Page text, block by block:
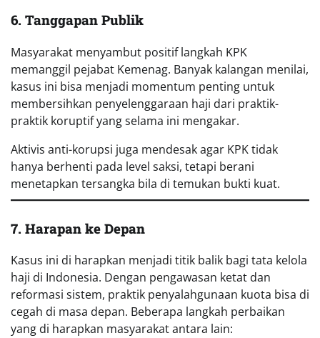
6. Tanggapan Publik
Masyarakat menyambut positif langkah KPK
memanggil pejabat Kemenag. Banyak kalangan menilai,
kasus ini bisa menjadi momentum penting untuk
membersihkan penyelenggaraan haji dari praktik-
praktik koruptif yang selama ini mengakar.
Aktivis anti-korupsi juga mendesak agar KPK tidak
hanya berhenti pada level saksi, tetapi berani
menetapkan tersangka bila di temukan bukti kuat.
7. Harapan ke Depan
Kasus ini di harapkan menjadi titik balik bagi tata kelola
haji di Indonesia. Dengan pengawasan ketat dan
reformasi sistem, praktik penyalahgunaan kuota bisa di
cegah di masa depan. Beberapa langkah perbaikan
yang di harapkan masyarakat antara lain: